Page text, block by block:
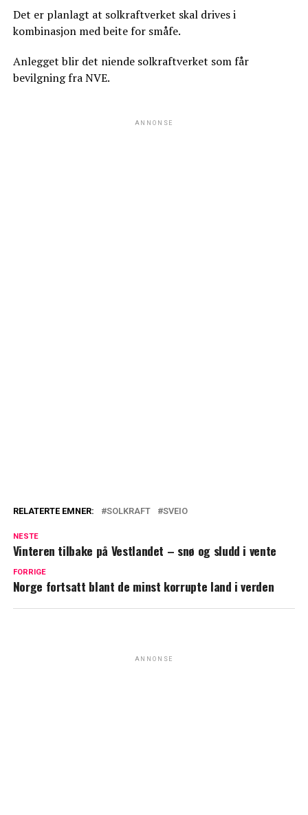
Det er planlagt at solkraftverket skal drives i
kombinasjon med beite for småfe.
Anlegget blir det niende solkraftverket som får
bevilgning fra NVE.
ANNONSE
RELATERTE EMNER: SOLKRAFT SVEIO
NESTE
Vinteren tilbake på Vestlandet – snø og sludd i vente
FORRIGE
Norge fortsatt blant de minst korrupte land i verden
ANNONSE